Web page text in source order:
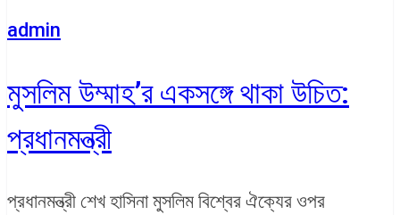
admin
মুসলিম উম্মাহ’র একসঙ্গে থাকা উচিত:
প্রধানমন্ত্রী
প্রধানমন্ত্রী শেখ হাসিনা মুসলিম বিশ্বের ঐক্যের ওপর